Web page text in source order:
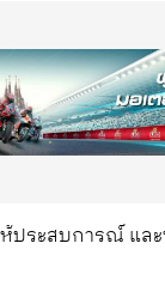
ประสบการณ์ แล